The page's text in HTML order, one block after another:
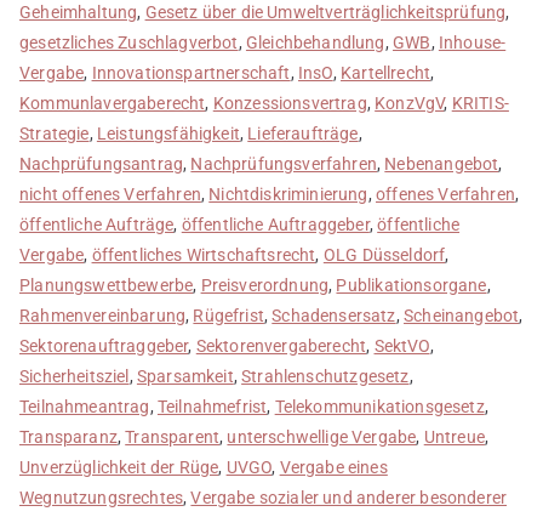
Geheimhaltung, Gesetz über die Umweltverträglichkeitsprüfung,
gesetzliches Zuschlagverbot, Gleichbehandlung, GWB, Inhouse-
Vergabe, Innovationspartnerschaft, InsO, Kartellrecht,
Kommunlavergaberecht, Konzessionsvertrag, KonzVgV, KRITIS-
Strategie, Leistungsfähigkeit, Lieferaufträge,
Nachprüfungsantrag, Nachprüfungsverfahren, Nebenangebot,
nicht offenes Verfahren, Nichtdiskriminierung,offenes Verfahren,
öffentliche Aufträge, öffentliche Auftraggeber,öffentliche
Vergabe, öffentliches Wirtschaftsrecht, OLG Düsseldorf,
Planungswettbewerbe, Preisverordnung, Publikationsorgane,
Rahmenvereinbarung, Rügefrist,Schadensersatz,Scheinangebot,
Sektorenauftraggeber, Sektorenvergaberecht, SektVO,
Sicherheitsziel , Sparsamkeit,Strahlenschutzgesetz,
Teilnahmeantrag, Teilnahmefrist, Telekommunikationsgesetz,
Transparanz,Transparent, unterschwellige Vergabe, Untreue,
Unverzüglichkeit der Rüge, UVGO, Vergabe eines
Wegnutzungsrechtes,Vergabe sozialer und anderer besonderer